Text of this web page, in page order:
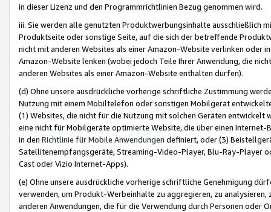
in dieser Lizenz und den Programmrichtlinien Bezug genommen wird.
iii. Sie werden alle genutzten Produktwerbungsinhalte ausschließlich
Produktseite oder sonstige Seite, auf die sich der betreffende
nicht mit anderen Websites als einer Amazon-Website verlinken oder
Amazon-Website lenken (wobei jedoch Teile Ihrer Anwendung, die
anderen Websites als einer Amazon-Website enthalten dürfen).
(d) Ohne unsere ausdrückliche vorherige schriftliche Zustimmung
Nutzung mit einem Mobiltelefon oder sonstigen Mobilgerät
(1) Websites, die nicht für die Nutzung mit solchen Geräten
eine nicht für Mobilgeräte optimierte Website, die über einen
in den Richtlinie für Mobile Anwendungen definiert, oder (3)
Satellitenempfangsgeräte, Streaming-Video-Player, Blu-Ray-Player
Cast oder Vizio Internet-Apps).
(e) Ohne unsere ausdrückliche vorherige schriftliche Genehmigung
verwenden, um Produkt-Werbeinhalte zu aggregieren, zu
anderen Anwendungen, die für die Verwendung durch Personen